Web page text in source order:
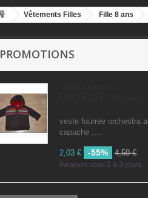
Vêtements Filles Fille 8 ans
PROMOTIONS
veste fourrée orchestra a
capuche ,...
2,03 € -55% 4,50 €
livraison sous 2 à 3 jours